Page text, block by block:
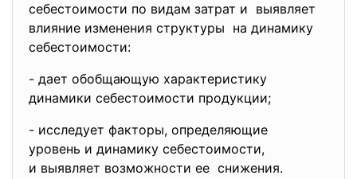
себестоимости по видам затрат и выявляет
влияние изменения структуры на динамику
себестоимости:
- дает обобщающую характеристику
динамики себестоимости продукции;
- исследует факторы, определяющие
уровень и динамику себестоимости,
и выявляет возможности ее снижения.